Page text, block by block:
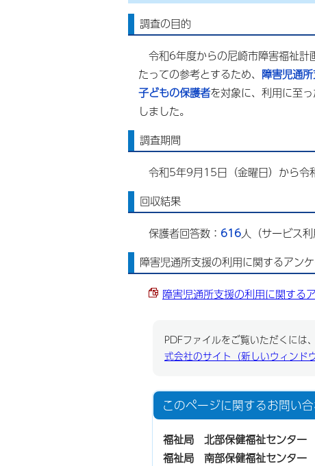
調査の目的
令和6年度からの尼崎市障害福祉計
たっての参考とするため、 障害児通
子どもの保護者を対象に、利用に至
しました。
調査期間
令和5年9月15日（金曜日）から令
回収結果
保護者回答数： 616人（サービス
障害児通所支援の利用に関するアン
障害児通所支援の利用に関する
PDFファイルをご覧いただくに
式会社のサイト（新しいウィンドウ
このページに関するお問い
福祉局 北部保健福祉センター
福祉局 南部保健福祉センター